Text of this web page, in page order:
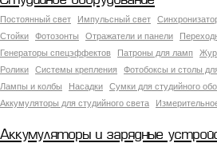
Постоянный свет Импульсный свет
Стойки
Фотозонты Отражатели и панели
Генераторы спецэффектов
Патроны для ламп
Ролики
Системы крепления
Фотобоксы и столы
Лампы и колбы
Насадки
Сумки для студийного
Аккумуляторы для студийного света
Аккумуляторы и зарядные